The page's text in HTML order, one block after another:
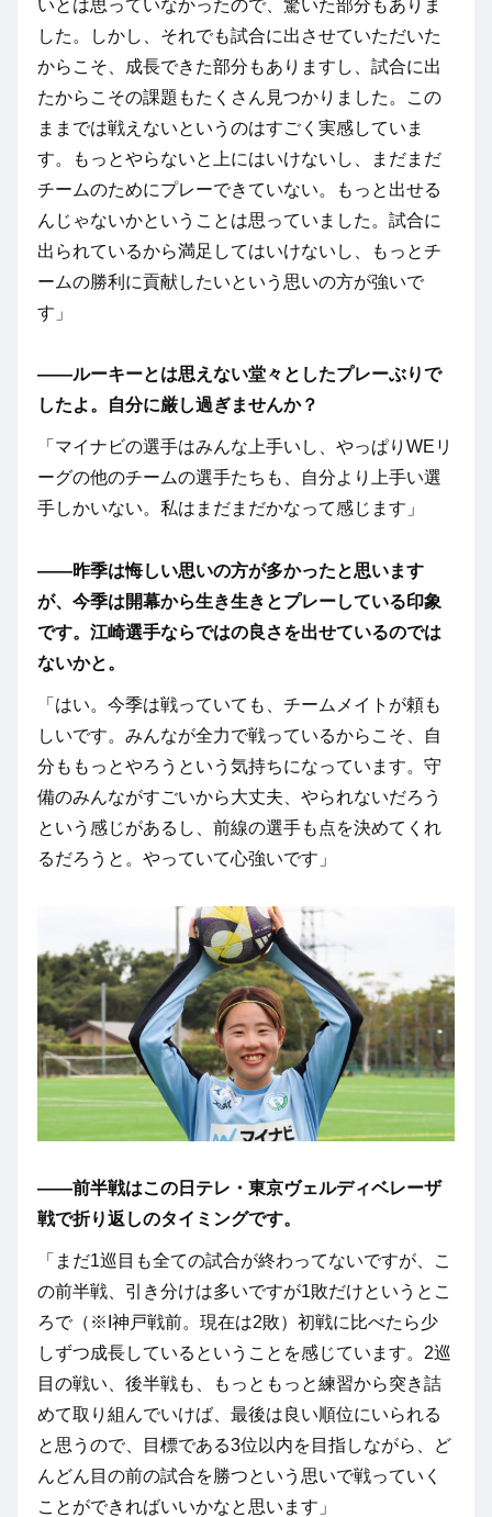
いとは思っていなかったので、驚いた部分もありま
した。しかし、それでも試合に出させていただいた
からこそ、成長できた部分もありますし、試合に出
たからこその課題もたくさん見つかりました。この
ままでは戦えないというのはすごく実感していま
す。もっとやらないと上にはいけないし、まだまだ
チームのためにプレーできていない。もっと出せる
んじゃないかということは思っていました。試合に
出られているから満足してはいけないし、もっとチ
ームの勝利に貢献したいという思いの方が強いで
す」
――ルーキーとは思えない堂々としたプレーぶりで
したよ。自分に厳し過ぎませんか？
「マイナビの選手はみんな上手いし、やっぱりWEリ
ーグの他のチームの選手たちも、自分より上手い選
手しかいない。私はまだまだかなって感じます」
――昨季は悔しい思いの方が多かったと思います
が、今季は開幕から生き生きとプレーしている印象
です。江崎選手ならではの良さを出せているのでは
ないかと。
「はい。今季は戦っていても、チームメイトが頼も
しいです。みんなが全力で戦っているからこそ、自
分ももっとやろうという気持ちになっています。守
備のみんながすごいから大丈夫、やられないだろう
という感じがあるし、前線の選手も点を決めてくれ
るだろうと。やっていて心強いです」
――前半戦はこの日テレ・東京ヴェルディベレーザ
戦で折り返しのタイミングです。
「まだ1巡目も全ての試合が終わってないですが、こ
の前半戦、引き分けは多いですが1敗だけというとこ
ろで（※I神戸戦前。現在は2敗）初戦に比べたら少
しずつ成長しているということを感じています。2巡
目の戦い、後半戦も、もっともっと練習から突き詰
めて取り組んでいけば、最後は良い順位にいられる
と思うので、目標である3位以内を目指しながら、ど
んどん目の前の試合を勝つという思いで戦っていく
ことができればいいかなと思います」